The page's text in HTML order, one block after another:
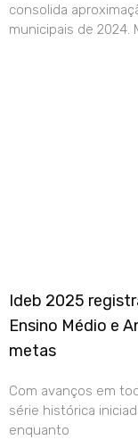
consolida
municipais de 2024.
Ideb 2025
Ensino Médio e
metas
Com avanços em
série histórica
enquanto